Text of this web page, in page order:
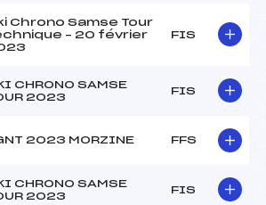
Chrono Samse Tour
– 20 février
FIS
CHRONO SAMSE
2023
FIS
2023 MORZINE FFS
CHRONO SAMSE
2023
FIS